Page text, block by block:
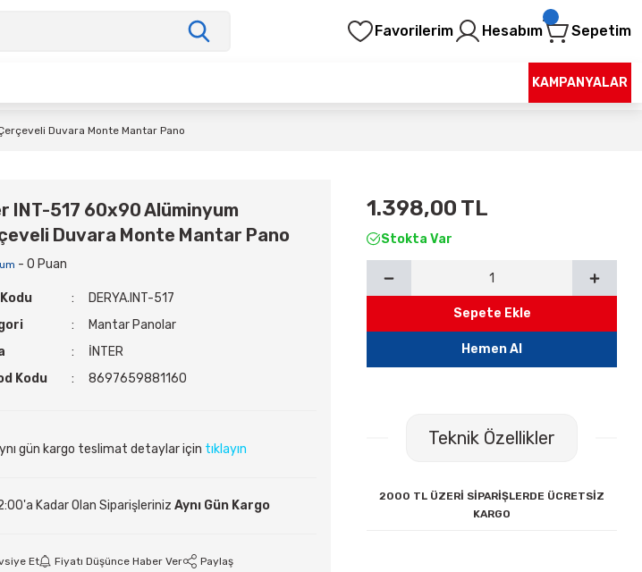
Favorilerim Hesabım Sepetim
KAMPANYALAR
Duvara Monte Mantar Pano
INT-517 60x90 Alüminyum
Duvara Monte Mantar Pano
- 0 Puan
DERYA.INT-517
Mantar Panolar
İNTER
Kodu
8697659881160
gün kargo teslimat detaylar için tıklayın
Kadar Olan Siparişleriniz Aynı Gün Kargo
Et Fiyatı Düşünce Haber Ver Paylaş
1.398,00 TL
Stokta Var
Sepete Ekle
Hemen Al
Teknik Özellikler
2000 TL ÜZERİ SİPARİŞLERDE ÜCRETSİZ
KARGO